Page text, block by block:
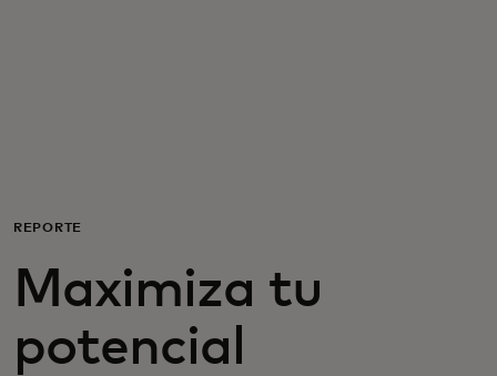
Noticias y tendencias
REPORTE
Maximiza tu
potencial